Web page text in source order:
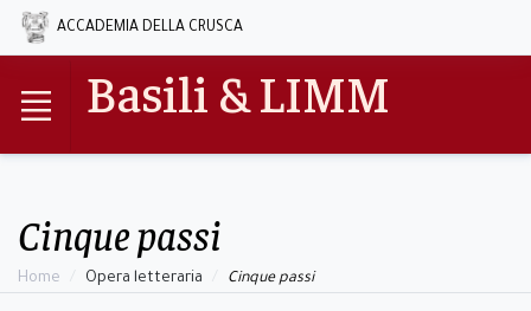
ACCADEMIA DELLA CRUSCA
Basili & LIMM
Cinque passi
Home Opera letteraria Cinque passi